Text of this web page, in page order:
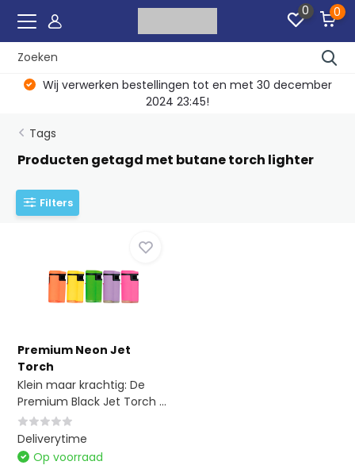
0 0
Wij verwerken bestellingen tot en met 30 december
2024 23:45!
Tags
Producten getagd met butane torch lighter
Filters
Premium Neon Jet
Torch
Klein maar krachtig: De
Premium Black Jet Torch ...
Deliverytime
Op voorraad